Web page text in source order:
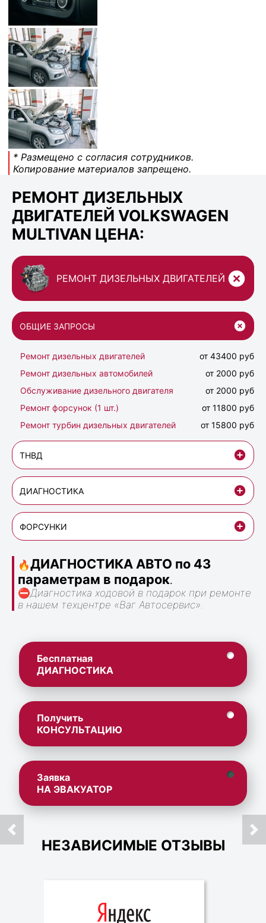
* Размещено с согласия сотрудников.
Копирование материалов запрещено.
РЕМОНТ ДИЗЕЛЬНЫХ
ДВИГАТЕЛЕЙ VOLKSWAGEN
MULTIVAN ЦЕНА:
РЕМОНТ ДИЗЕЛЬНЫХ ДВИГАТЕЛЕЙ
ОБЩИЕ ЗАПРОСЫ
Ремонт дизельных двигателей
от 43400 руб
Ремонт дизельных автомобилей
от 2000 руб
Обслуживание дизельного двигателя
от 2000 руб
Ремонт форсунок (1 шт.)
от 11800 руб
Ремонт турбин дизельных двигателей
от 15800 руб
ТНВД
ДИАГНОСТИКА
ФОРСУНКИ
🔥ДИАГНОСТИКА АВТО по 43
параметрам в подарок.
⛔Диагностика ходовой в подарок при ремонте
в нашем техцентре «Ваг Автосервис».
Бесплатная
ДИАГНОСТИКА
Получить
КОНСУЛЬТАЦИЮ
Заявка
НА ЭВАКУАТОР
НЕЗАВИСИМЫЕ ОТЗЫВЫ